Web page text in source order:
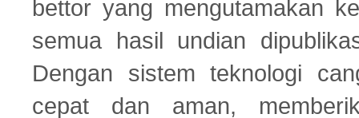
bettor yang mengutamakan
semua hasil undian
Dengan sistem teknologi
cepat dan aman,